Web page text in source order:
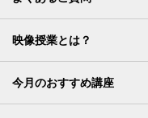
映像授業とは？
今月のおすすめ講座